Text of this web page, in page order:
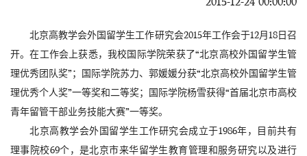
北京高教学会外国留学生工作研究会2015年工作会于12月18日召
开。在工作会上获悉，我校国际学院荣获了“北京高校外国留学生管
理优秀团队奖”；国际学院苏力、郭媛媛分获“北京高校外国留学生管
理优秀个人奖”一等奖和二等奖；国际学院杨雪获得“首届北京市高校
青年留管干部业务技能大赛”一等奖。
北京高教学会外国留学生工作研究会成立于1986年，目前共有
理事院校69个，是北京市来华留学生教育管理和服务研究以及进行